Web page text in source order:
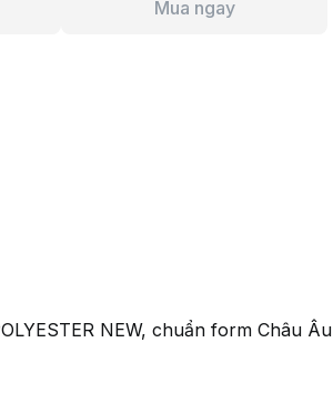
Mua ngay
NEW, chuẩn form Châu Âu